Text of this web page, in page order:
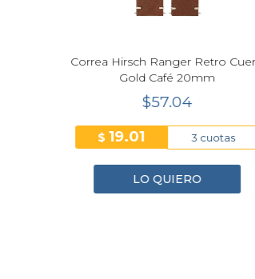
Correa Hirsch Ranger Retro
Gold Café 20mm
$57.04
$19.01 3 cuotas
LO QUIERO